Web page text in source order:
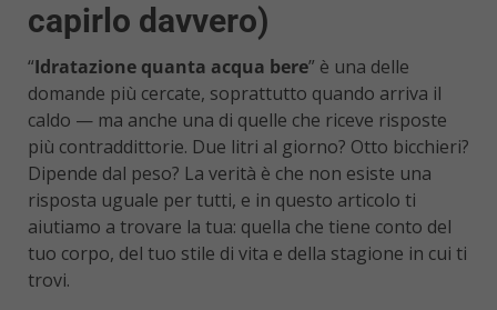
capirlo davvero)
“Idratazione quanta acqua bere” è una delle
domande più cercate, soprattutto quando arriva il
caldo — ma anche una di quelle che riceve risposte
più contraddittorie. Due litri al giorno? Otto bicchieri?
Dipende dal peso? La verità è che non esiste una
risposta uguale per tutti, e in questo articolo ti
aiutiamo a trovare la tua: quella che tiene conto del
tuo corpo, del tuo stile di vita e della stagione in cui ti
trovi.